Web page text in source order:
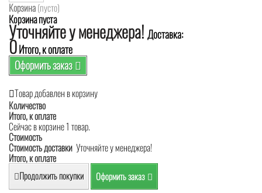
Корзина(пусто)
Корзина пуста
Уточняйте у менеджера! Доставка:
0Итого, к оплате
Оформить заказ
Товар добавлен в корзину
Количество
Итого, к оплате
Сейчас в корзине 1 товар.
Стоимость
Стоимость доставки Уточняйте у менеджера!
Итого, к оплате
Продолжить покупки Оформить заказ